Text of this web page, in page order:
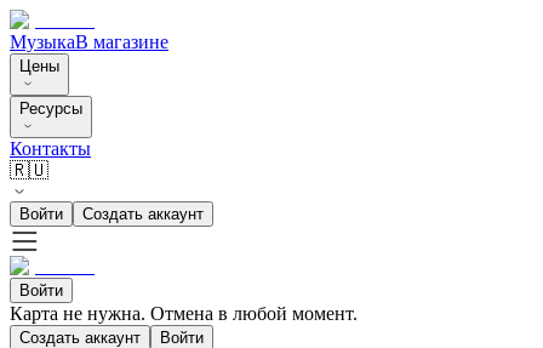
МузыкаВ магазине
Цены
Ресурсы
Контакты
🇷🇺
Войти Создать аккаунт
Войти
Карта не нужна. Отмена в любой момент.
Создать аккаунт Войти